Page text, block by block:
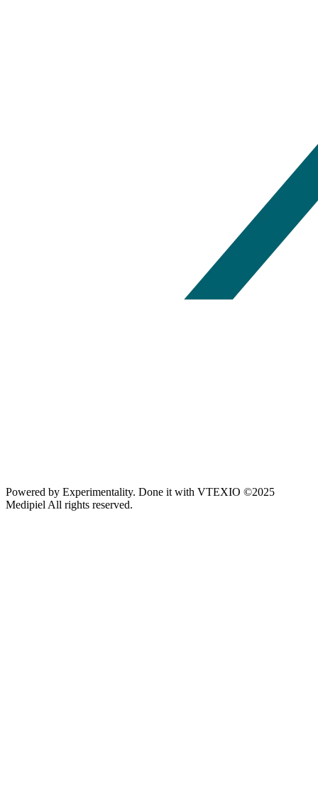
Powered by Experimentality. Done it with VTEXIO ©2025
Medipiel All rights reserved.